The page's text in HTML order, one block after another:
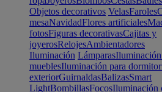
Objetos decorativos VelasFaroles
mesaNavidadFlores artificiales
fotosFiguras decorativasCajitas y
joyerosRelojesAmbientadores
Iluminación Lámparas
mueblesIluminación para
exteriorGuirnaldasBalizasSmart
LightBombillasFocosIluminación